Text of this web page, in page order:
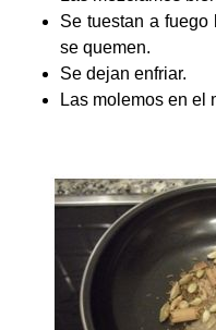
Se tuestan a
se quemen.
Se dejan enfriar.
Las molemos en el